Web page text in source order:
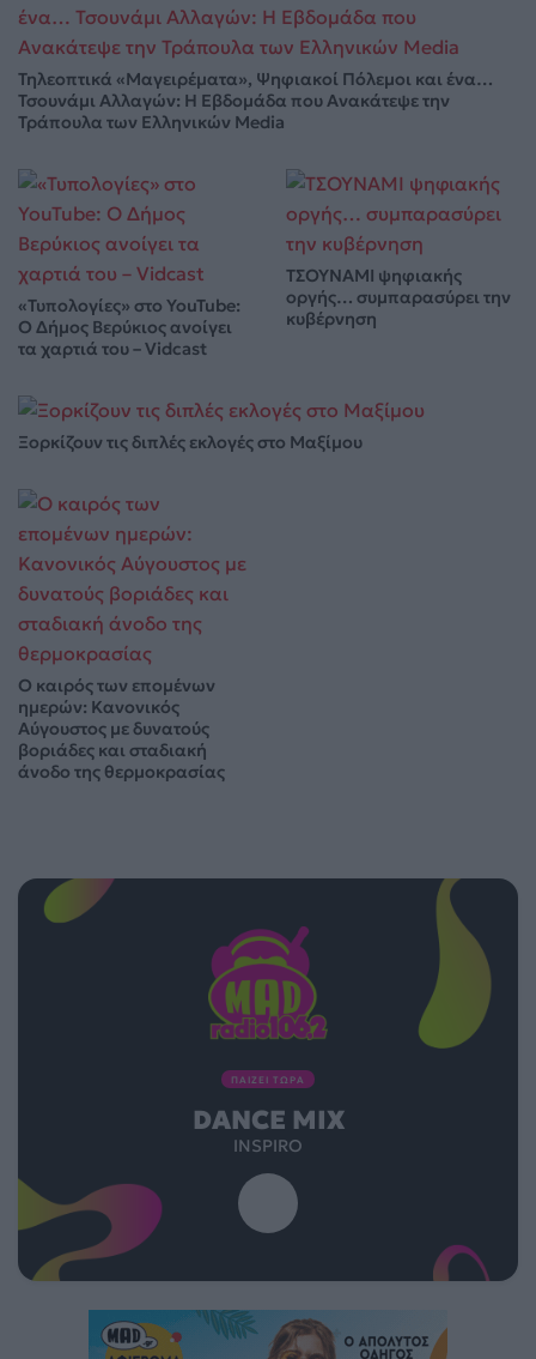
Τηλεοπτικά «Μαγειρέματα», Ψηφιακοί Πόλεμοι και ένα…
Τσουνάμι Αλλαγών: Η Εβδομάδα που Ανακάτεψε την
Τράπουλα των Ελληνικών Media
«Τυπολογίες» στο YouTube:
Ο Δήμος Βερύκιος ανοίγει
τα χαρτιά του – Vidcast
ΤΣΟΥΝΑΜΙ ψηφιακής
οργής… συμπαρασύρει την
κυβέρνηση
Ξορκίζουν τις διπλές εκλογές στο Μαξίμου
Ο καιρός των επομένων
ημερών: Κανονικός
Αύγουστος με δυνατούς
βοριάδες και σταδιακή
άνοδο της θερμοκρασίας
ΠΑΙΖΕΙ ΤΩΡΑ
DANCE MIX
INSPIRO